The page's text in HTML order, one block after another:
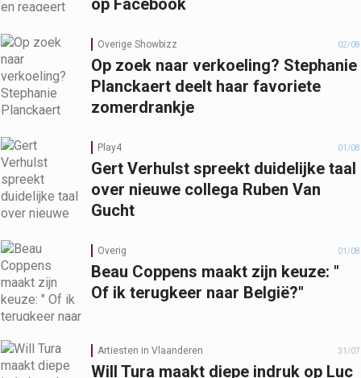
op Facebook
Overige Showbizz 02/08
Op zoek naar verkoeling? Stephanie
Planckaert deelt haar favoriete
zomerdrankje
Play4 01/08
Gert Verhulst spreekt duidelijke taal
over nieuwe collega Ruben Van
Gucht
Overig 01/08
Beau Coppens maakt zijn keuze: "
Of ik terugkeer naar België?"
Artiesten in Vlaanderen 31/07
Will Tura maakt diepe indruk op Luc